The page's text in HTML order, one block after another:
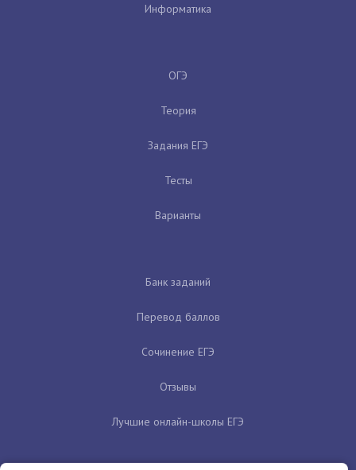
Информатика
ОГЭ
Теория
Задания ЕГЭ
Тесты
Варианты
Банк заданий
Перевод баллов
Сочинение ЕГЭ
Отзывы
Лучшие онлайн-школы ЕГЭ